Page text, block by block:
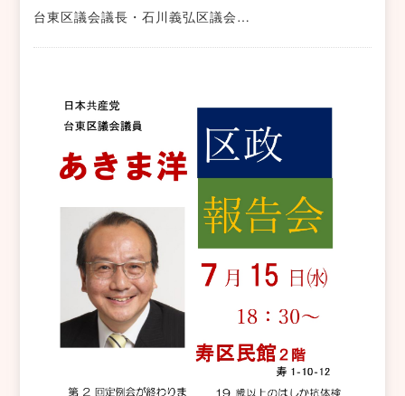
台東区議会議長・石川義弘区議会…